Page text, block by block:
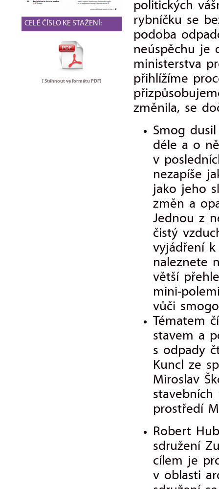
CELÉ ČÍSLO KE STAŽENÍ:
[ Stáhnout ve formátuPDF]
politických
rybníčku se
podoba
neúspěchu je
ministerstva
přihlížíme
změnila, se
Smog
déle a o
v
nezapíše
jako jeho
změn a
Jednou z
čistý
vyjádření k
naleznete
větší
mini-
vůči
Tématem
stavem a
s odpady
Kuncl ze
Miroslav
prostředí
Robert
sdružení
cílem je
v oblasti